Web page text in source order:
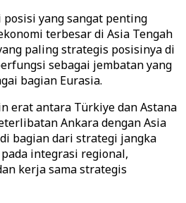
yang sangat penting
terbesar di Asia Tengah
paling strategis posisinya di
sebagai jembatan yang
bagian Eurasia.
erat antara Türkiye dan Astana
Ankara dengan Asia
bagian dari strategi jangka
integrasi regional,
kerja sama strategis